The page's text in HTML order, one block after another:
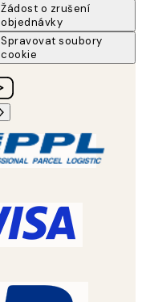
Žádost o zrušení
objednávky
Spravovat soubory
cookie